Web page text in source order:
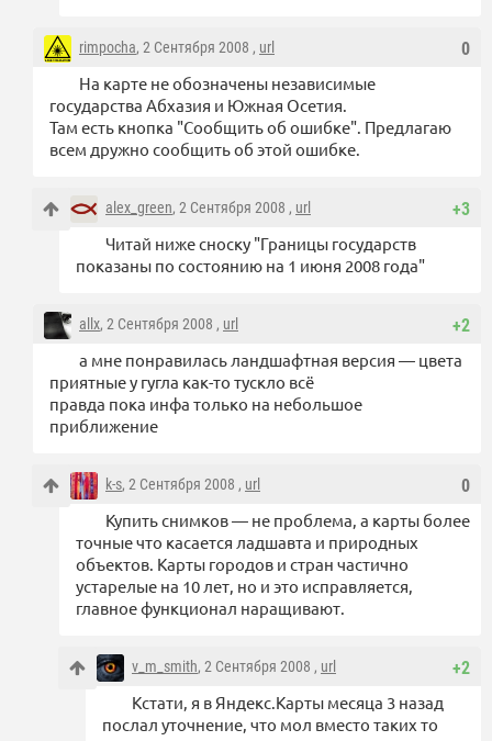
0
rimpocha, 2 Сентября 2008 , url
На карте не обозначены независимые
государства Абхазия и Южная Осетия.
Там есть кнопка "Сообщить об ошибке". Предлагаю
всем дружно сообщить об этой ошибке.
+3
alex_green, 2 Сентября 2008 , url
Читай ниже сноску "Границы государств
показаны по состоянию на 1 июня 2008 года"
+2
allx, 2 Сентября 2008 , url
а мне понравилась ландшафтная версия — цвета
приятные у гугла как-то тускло всё
правда пока инфа только на небольшое
приближение
0
k-s, 2 Сентября 2008 , url
Купить снимков — не проблема, а карты более
точные что касается ладшавта и природных
объектов. Карты городов и стран частично
устарелые на 10 лет, но и это исправляется,
главное функционал наращивают.
+2
v_m_smith, 2 Сентября 2008 , url
Кстати, я в Яндекс.Карты месяца 3 назад
послал уточнение, что мол вместо таких то